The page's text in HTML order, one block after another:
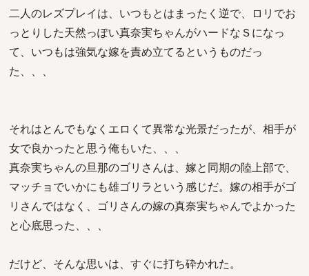
二人のレズプレイは、いつもとはまったく逆で、ロリでお
っとりした天然っぽい真奈実ちゃんがハードなＳになっ
て、いつもは強気な嫁を責め立てるというものだっ
た、、、
それはとんでもなくエロくて異常な光景だったが、相手が
女で良かったと思う俺もいた、、、
真奈実ちゃんの旦那のゴリさんは、嫁と同期の陸上部で、
マッチョでいかにも雄ゴリラという感じだ。嫁の相手がゴ
リさんではなく、ゴリさんの嫁の真奈実ちゃんでよかった
と心底思った、、、
だけど、そんな思いは、すぐに打ち砕かれた。